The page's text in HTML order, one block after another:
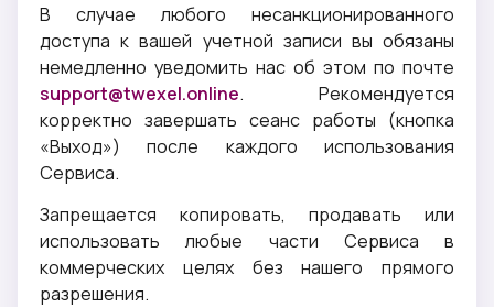
В случае любого несанкционированного
доступа к вашей учетной записи вы обязаны
немедленно уведомить нас об этом по почте
support@twexel.online. Рекомендуется
корректно завершать сеанс работы (кнопка
«Выход») после каждого использования
Сервиса.
Запрещается копировать, продавать или
использовать любые части Сервиса в
коммерческих целях без нашего прямого
разрешения.